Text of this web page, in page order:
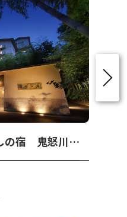
庄屋にならうもてなしの宿 鬼怒川温泉『 若竹の庄 』